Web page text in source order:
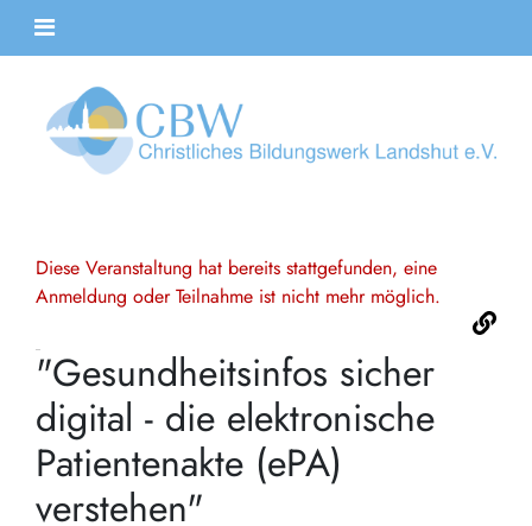
Diese Veranstaltung hat bereits stattgefunden, eine
Anmeldung oder Teilnahme ist nicht mehr möglich.
"Gesundheitsinfos sicher
digital - die elektronische
Patientenakte (ePA)
verstehen"